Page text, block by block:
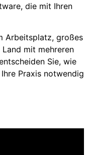
die mit Ihren
Arbeitsplatz, großes
mit mehreren
Sie, wie
Praxis notwendig